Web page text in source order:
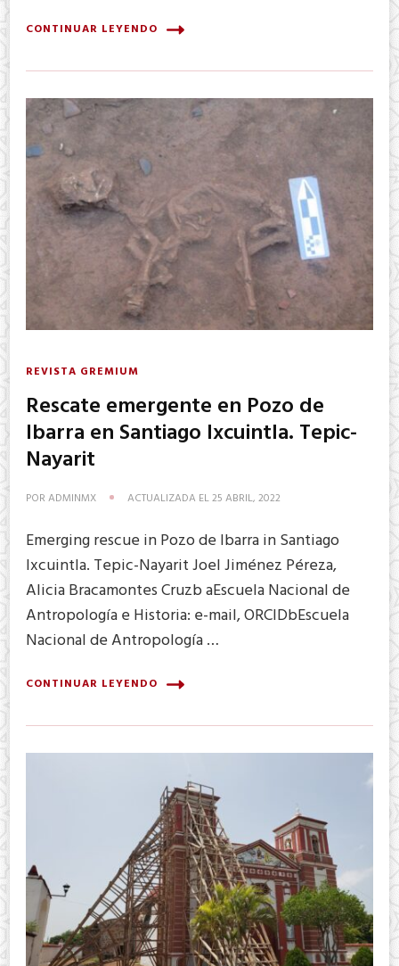
CONTINUAR LEYENDO
REVISTA GREMIUM
Rescate emergente en Pozo de
Ibarra en Santiago Ixcuintla. Tepic-
Nayarit
POR ADMINMX ACTUALIZADA EL25 ABRIL, 2022
Emerging rescue in Pozo de Ibarra in Santiago
Ixcuintla. Tepic-Nayarit Joel Jiménez Péreza,
Alicia Bracamontes Cruzb aEscuela Nacional de
Antropología e Historia: e-mail, ORCIDbEscuela
Nacional de Antropología …
CONTINUAR LEYENDO